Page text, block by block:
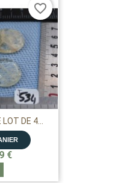
DE 4...
€
favorite_border